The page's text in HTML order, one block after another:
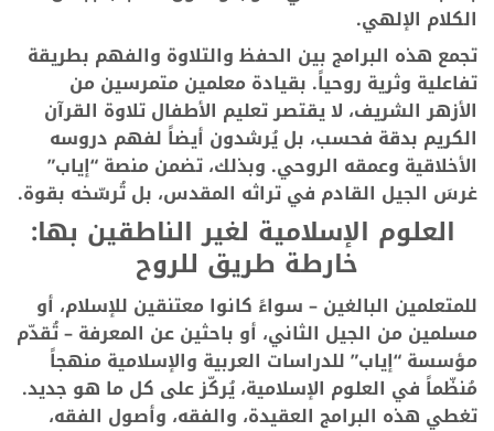
الكلام الإلهي.
تجمع هذه البرامج بين الحفظ والتلاوة والفهم بطريقة
تفاعلية وثرية روحياً. بقيادة معلمين متمرسين من
الأزهر الشريف، لا يقتصر تعليم الأطفال تلاوة القرآن
الكريم بدقة فحسب، بل يُرشدون أيضاً لفهم دروسه
الأخلاقية وعمقه الروحي. وبذلك، تضمن منصة “إياب”
غرسَ الجيل القادم في تراثه المقدس، بل تُرسّخه بقوة.
العلوم الإسلامية لغير الناطقين بها:
خارطة طريق للروح
للمتعلمين البالغين – سواءً كانوا معتنقين للإسلام، أو
مسلمين من الجيل الثاني، أو باحثين عن المعرفة – تُقدّم
مؤسسة “إياب” للدراسات العربية والإسلامية منهجاً
مُنظّماً في العلوم الإسلامية، يُركّز على كل ما هو جديد.
تغطي هذه البرامج العقيدة، والفقه، وأصول الفقه،